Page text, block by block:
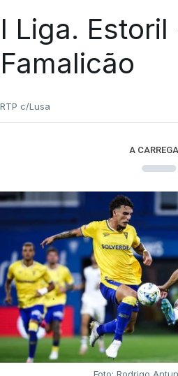
I Liga. Estoril
Famalicão
RTP c/Lusa
A